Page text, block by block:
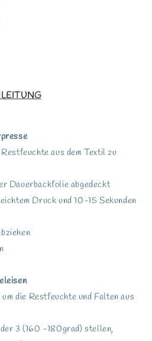
aus dem Textil zu
Dauerbackfolie abgedeckt
Druck und 10-15 Sekunden
die Restfeuchte und Falten aus
3 (160 -180grad) stellen,